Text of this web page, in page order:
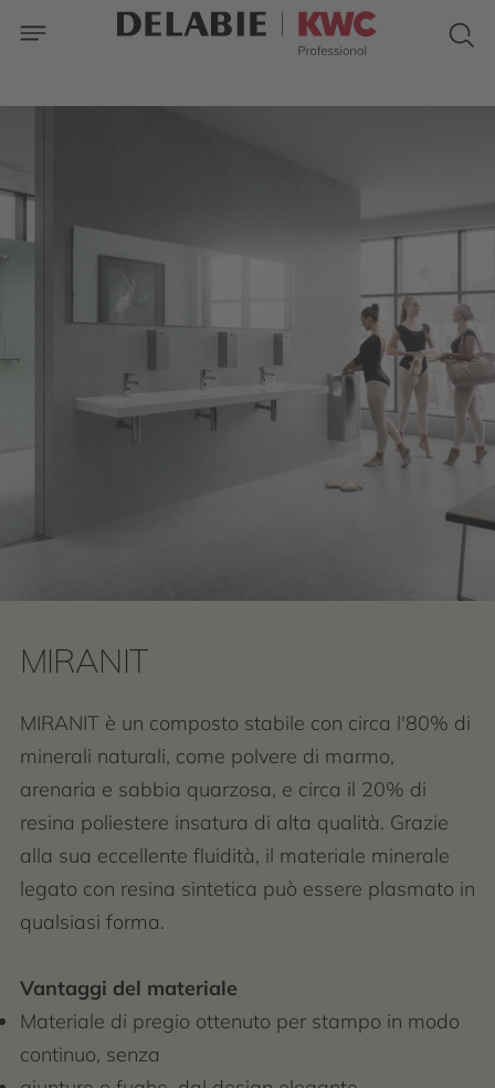
MIRANIT
MIRANIT è un composto stabile con circa l'80% di
minerali naturali, come polvere di marmo,
arenaria e sabbia quarzosa, e circa il 20% di
resina poliestere insatura di alta qualità. Grazie
alla sua eccellente fluidità, il materiale minerale
legato con resina sintetica può essere plasmato in
qualsiasi forma.
Vantaggi del materiale
Materiale di pregio ottenuto per stampo in modo
continuo, senza